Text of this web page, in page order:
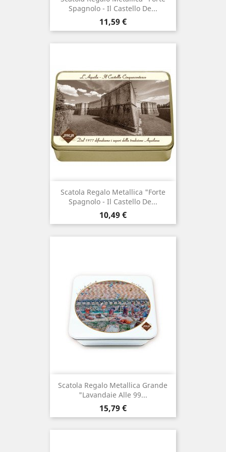
Spagnolo - Il Castello De...
Prezzo
11,59 €
Scatola Regalo Metallica "Forte
Spagnolo - Il Castello De...
Prezzo
10,49 €
Scatola Regalo Metallica Grande
"Lavandaie Alle 99...
Prezzo
15,79 €